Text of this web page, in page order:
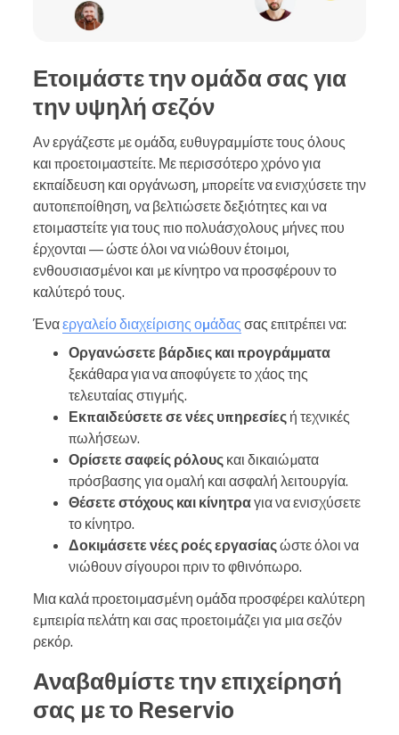
Ετοιμάστε την ομάδα σας για
την υψηλή σεζόν
Αν εργάζεστε με ομάδα, ευθυγραμμίστε τους όλους
και προετοιμαστείτε. Με περισσότερο χρόνο για
εκπαίδευση και οργάνωση, μπορείτε να ενισχύσετε την
αυτοπεποίθηση, να βελτιώσετε δεξιότητες και να
ετοιμαστείτε για τους πιο πολυάσχολους μήνες που
έρχονται — ώστε όλοι να νιώθουν έτοιμοι,
ενθουσιασμένοι και με κίνητρο να προσφέρουν το
καλύτερό τους.
Έναεργαλείο διαχείρισης ομάδας σας επιτρέπει να:
Οργανώσετε βάρδιες και προγράμματα
ξεκάθαρα για να αποφύγετε το χάος της
τελευταίας στιγμής.
Εκπαιδεύσετε σε νέες υπηρεσίες ή τεχνικές
πωλήσεων.
Ορίσετε σαφείς ρόλους και δικαιώματα
πρόσβασης για ομαλή και ασφαλή λειτουργία.
Θέσετε στόχους και κίνητραγια να ενισχύσετε
το κίνητρο.
Δοκιμάσετε νέες ροές εργασίαςώστε όλοι να
νιώθουν σίγουροι πριν το φθινόπωρο.
Μια καλά προετοιμασμένη ομάδα προσφέρει καλύτερη
εμπειρία πελάτη και σας προετοιμάζει για μια σεζόν
ρεκόρ.
Αναβαθμίστε την επιχείρησή
σας με το Reservio